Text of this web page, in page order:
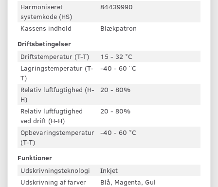
Harmoniseret
systemkode (HS)
84439990
Kassens indhold
Blækpatron
Driftsbetingelser
Driftstemperatur (T-T)
15 - 32 °C
Lagringstemperatur (T-
T)
-40 - 60 °C
Relativ luftfugtighed (H-
H)
20 - 80%
Relativ luftfugtighed
ved drift (H-H)
20 - 80%
Opbevaringstemperatur
(T-T)
-40 - 60 °C
Funktioner
Udskrivningsteknologi
Inkjet
Udskrivning af farver
Blå, Magenta, Gul